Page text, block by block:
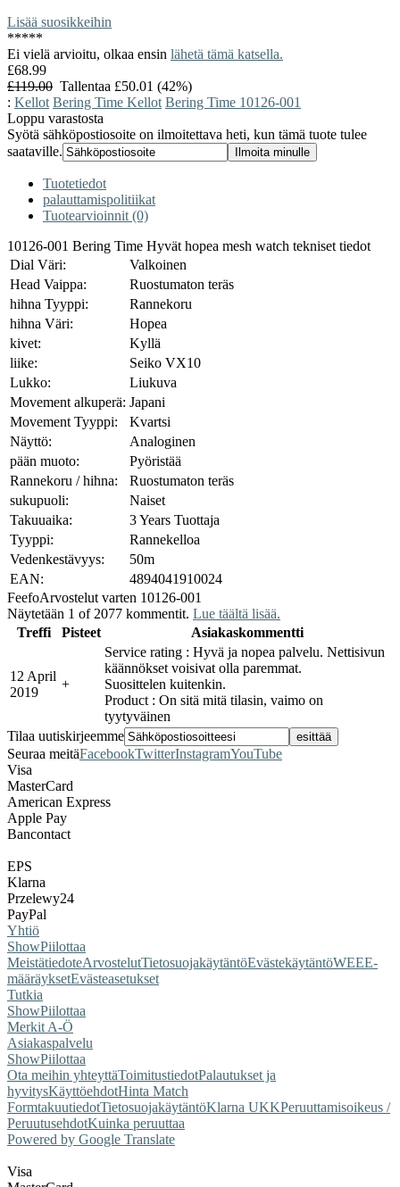
Lisää suosikkeihin
*****
Ei vielä arvioitu, olkaa ensin lähetä tämä katsella.
£68.99
£119.00 Tallentaa £50.01 (42%)
: Kellot Bering Time Kellot Bering Time 10126-001
Loppu varastosta
Syötä sähköpostiosoite on ilmoitettava heti, kun tämä tuote tulee
saataville.
Tuotetiedot
palauttamispolitiikat
Tuotearvioinnit (0)
10126-001 Bering Time Hyvät hopea mesh watch tekniset tiedot
Dial Väri:
Valkoinen
Head Vaippa:
Ruostumaton teräs
hihna Tyyppi:
Rannekoru
hihna Väri:
Hopea
kivet:
Kyllä
liike:
Seiko VX10
Lukko:
Liukuva
Movement alkuperä: Japani
Movement Tyyppi:
Kvartsi
Näyttö:
Analoginen
pään muoto:
Pyöristää
Rannekoru / hihna:
Ruostumaton teräs
sukupuoli:
Naiset
Takuuaika:
3 Years Tuottaja
Tyyppi:
Rannekelloa
Vedenkestävyys:
50m
EAN:
4894041910024
FeefoArvostelut varten 10126-001
Näytetään 1 of 2077 kommentit. Lue täältä lisää.
Treffi
Pisteet Asiakaskommentti
12 April
2019
+
Service rating : Hyvä ja nopea palvelu. Nettisivun
käännökset voisivat olla paremmat.
Suosittelen kuitenkin.
Product : On sitä mitä tilasin, vaimo on
tyytyväinen
Tilaa uutiskirjeemme
Seuraa meitäFacebookTwitterInstagramYouTube
Visa
MasterCard
American Express
Apple Pay
Bancontact
EPS
Klarna
Przelewy24
PayPal
Yhtiö
ShowPiilottaa
MeistätiedoteArvostelutTietosuojakäytäntöEvästekäytäntöWEEE-
määräyksetEvästeasetukset
Tutkia
ShowPiilottaa
Merkit A-Ö
Asiakaspalvelu
ShowPiilottaa
Ota meihin yhteyttäToimitustiedotPalautukset ja
hyvitysKäyttöehdotHinta Match
FormtakuutiedotTietosuojakäytäntöKlarna UKKPeruuttamisoikeus /
PeruutusehdotKuinka peruuttaa
Powered by Google Translate
Visa